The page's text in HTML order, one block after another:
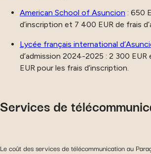
American School of Asuncion : 650
d’inscription et 7 400 EUR de frais
Lycée français international
d’admission 2024-2025 : 2 300 EUR
EUR pour les frais d’inscription.
Services de
Le coût des services de télécommunication au